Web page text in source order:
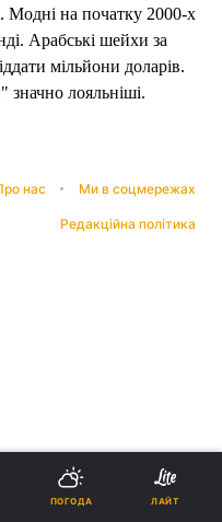
Модні на початку 2000-х
Арабські шейхи за
мільйони доларів.
значно лояльніші.
нас Ми в соцмережах
Редакційна політика
ПОГОДА ЛАЙТ